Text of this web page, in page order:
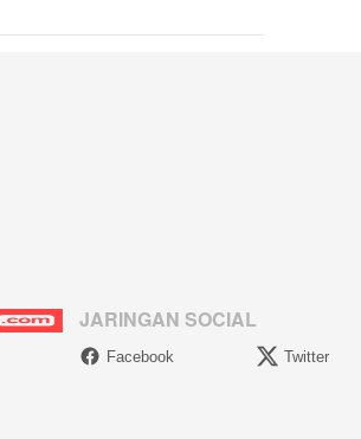
JARINGAN SOCIAL
Facebook Twitter